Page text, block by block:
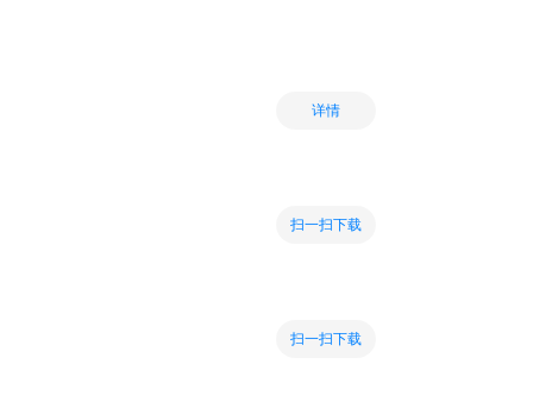
详情
扫一扫下载
扫一扫下载